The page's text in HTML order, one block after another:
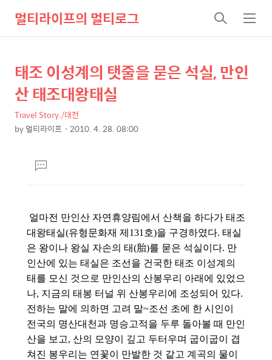
멀티라이프의 멀티로그
검
색
메
뉴
상
세
컨
텐
본
문
제
목
태조 이성계의 탯줄을 묻은 석실, 만인
산 태조대왕태실
Travel Story./대전
by멀티라이프 2010. 4. 28. 08:00
댓
글
얼마전 만인산 자연휴양림에서 산책을 하다가 태조
대왕태실(유형문화재 제131호)을 구경하였다. 태실
은 왕이나 왕실 자손의 태(胎)를 묻은 석실이다. 만
인산에 있는 태실은 조선을 건국한 태조 이성계의
태를 모신 것으로 만인산의 산봉우리 아래에 있었으
나, 지금의 태봉 터널 위 산봉우리에 조성되어 있다.
전하는 말에 의하면 고려 말~조선 초에 한 시인이
전국의 명산대천과 명승고적을 두루 돌아볼 때 만인
산을 보고, 산의 모양이 깊고 두터우며 굽이굽이 겹
쳐진 봉우리는 연꽃이 만발한 것 같고 계곡의 물이